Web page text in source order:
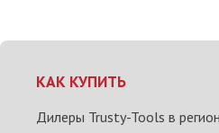
КАК КУПИТЬ
Дилеры Trusty-Tools в